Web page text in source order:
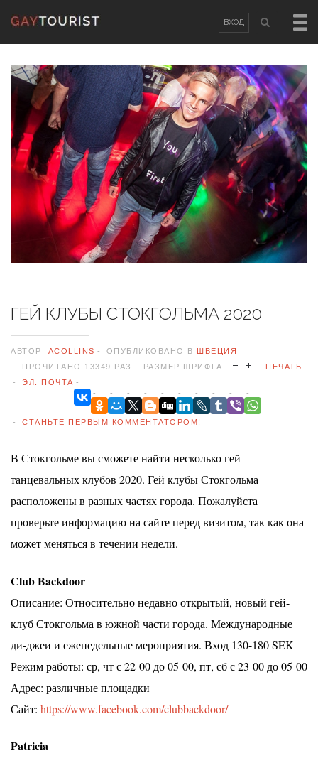
ВХОД
ГЕЙ КЛУБЫ СТОКГОЛЬМА 2020
АВТОР ACOLLINS ОПУБЛИКОВАНО В
ШВЕЦИЯ
ПРОЧИТАНО 13349 РАЗ
РАЗМЕР ШРИФТА
ПЕЧАТЬ
ЭЛ. ПОЧТА
СТАНЬТЕ ПЕРВЫМ КОММЕНТАТОРОМ!
В Стокгольме вы сможете найти несколько гей-
танцевальных клубов 2020. Гей клубы Стокгольма
расположены в разных частях города. Пожалуйста
проверьте информацию на сайте перед визитом, так как она
может меняться в течении недели.
Club Backdoor
Описание: Относительно недавно открытый, новый гей-
клуб Стокгольма в южной части города. Международные
ди-джеи и еженедельные мероприятия. Вход 130-180 SEK
Режим работы: ср, чт с 22-00 до 05-00, пт, сб с 23-00 до 05-00
Адрес: различные площадки
Сайт: https://www.facebook.com/clubbackdoor/
Patricia
ВХОДORРЕГИСТРАЦИЯ
Логин
Пароль
Запомнить меня